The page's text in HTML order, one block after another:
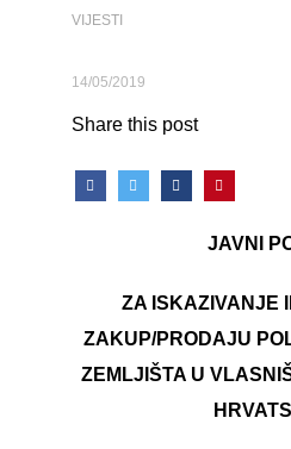
VIJESTI
14/05/2019
Share this post
JAVNI
ZA ISKAZIVANJE
ZAKUP/PRODAJU
ZEMLJIŠTA U